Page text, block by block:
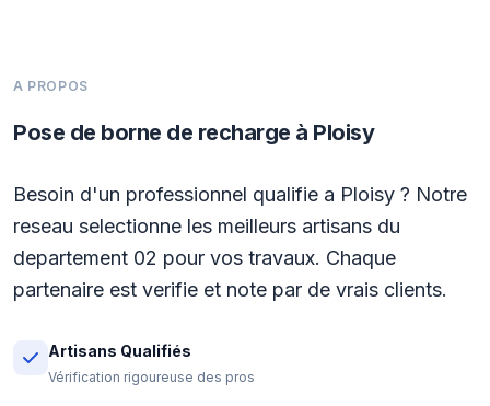
A PROPOS
Pose de borne de recharge à Ploisy
Besoin d'un professionnel qualifie a Ploisy ? Notre
reseau selectionne les meilleurs artisans du
departement 02 pour vos travaux. Chaque
partenaire est verifie et note par de vrais clients.
Artisans Qualifiés
Vérification rigoureuse des pros